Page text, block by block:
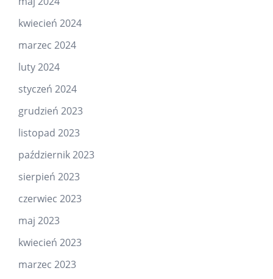
kwiecień 2024
marzec 2024
luty 2024
styczeń 2024
grudzień 2023
listopad 2023
październik 2023
sierpień 2023
czerwiec 2023
maj 2023
kwiecień 2023
marzec 2023